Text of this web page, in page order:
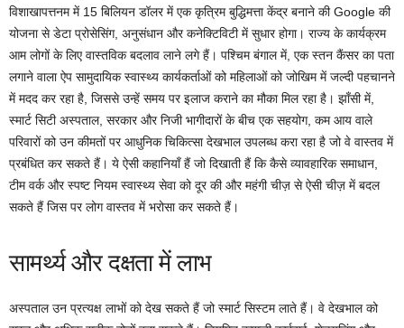
विशाखापत्तनम में 15 बिलियन डॉलर में एक कृत्रिम बुद्धिमत्ता केंद्र बनाने की Google की
योजना से डेटा प्रोसेसिंग, अनुसंधान और कनेक्टिविटी में सुधार होगा। राज्य के कार्यक्रम
आम लोगों के लिए वास्तविक बदलाव लाने लगे हैं। पश्चिम बंगाल में, एक स्तन कैंसर का पता
लगाने वाला ऐप सामुदायिक स्वास्थ्य कार्यकर्ताओं को महिलाओं को जोखिम में जल्दी पहचानने
में मदद कर रहा है, जिससे उन्हें समय पर इलाज कराने का मौका मिल रहा है। झाँसी में,
स्मार्ट सिटी अस्पताल, सरकार और निजी भागीदारों के बीच एक सहयोग, कम आय वाले
परिवारों को उन कीमतों पर आधुनिक चिकित्सा देखभाल उपलब्ध करा रहा है जो वे वास्तव में
प्रबंधित कर सकते हैं। ये ऐसी कहानियाँ हैं जो दिखाती हैं कि कैसे व्यावहारिक समाधान,
टीम वर्क और स्पष्ट नियम स्वास्थ्य सेवा को दूर की और महंगी चीज़ से ऐसी चीज़ में बदल
सकते हैं जिस पर लोग वास्तव में भरोसा कर सकते हैं।
सामर्थ्य और दक्षता में लाभ
अस्पताल उन प्रत्यक्ष लाभों को देख सकते हैं जो स्मार्ट सिस्टम लाते हैं। वे देखभाल को